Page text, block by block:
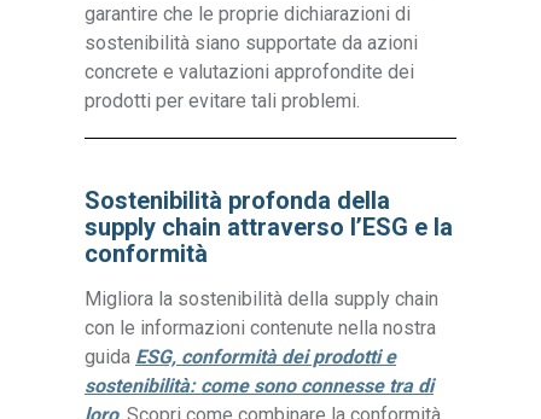
garantire che le proprie dichiarazioni di
sostenibilità siano supportate da azioni
concrete e valutazioni approfondite dei
prodotti per evitare tali problemi.
Sostenibilità profonda della
supply chain attraverso l’ESG e la
conformità
Migliora la sostenibilità della supply chain
con le informazioni contenute nella nostra
guida ESG, conformità dei prodotti e
sostenibilità: come sono connesse tra di